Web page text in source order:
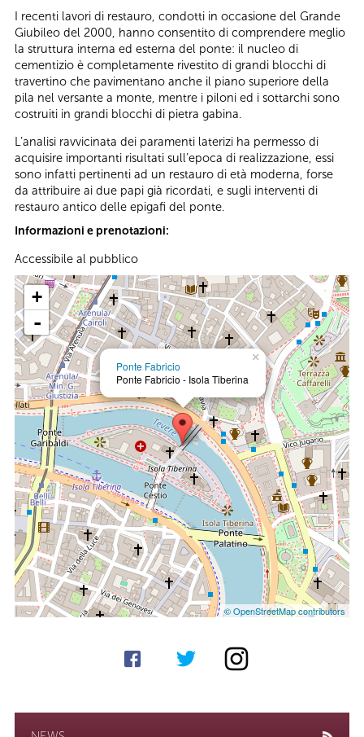
I recenti lavori di restauro, condotti in occasione del Grande
Giubileo del 2000, hanno consentito di comprendere meglio
la struttura interna ed esterna del ponte: il nucleo di
cementizio è completamente rivestito di grandi blocchi di
travertino che pavimentano anche il piano superiore della
pila nel versante a monte, mentre i piloni ed i sottarchi sono
costruiti in grandi blocchi di pietra gabina.
L’analisi ravvicinata dei paramenti laterizi ha permesso di
acquisire importanti risultati sull’epoca di realizzazione, essi
sono infatti pertinenti ad un restauro di età moderna, forse
da attribuire ai due papi già ricordati, e sugli interventi di
restauro antico delle epigafi del ponte.
Informazioni e prenotazioni:
Accessibile al pubblico
×
Ponte Fabricio
Ponte Fabricio - Isola Tiberina
+
-
© OpenStreetMap contributors